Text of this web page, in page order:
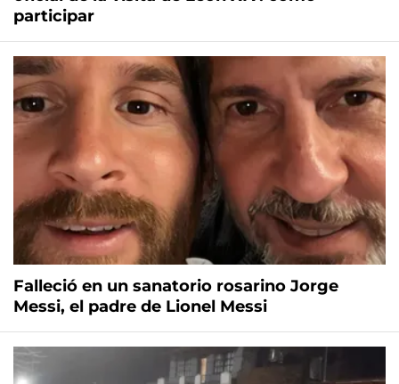
participar
Falleció en un sanatorio rosarino Jorge
Messi, el padre de Lionel Messi